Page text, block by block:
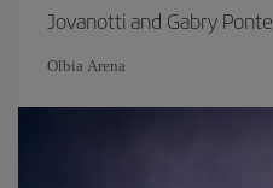
Jovanotti and Gabry Ponte
Olbia Arena